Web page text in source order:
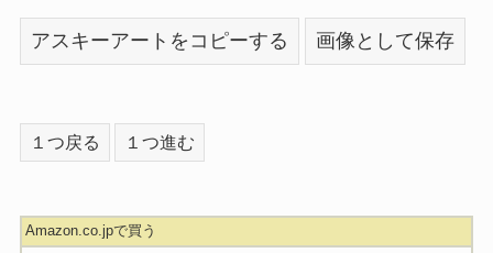
アスキーアートをコピーする 画像として保存
１つ戻る １つ進む
Amazon.co.jpで買う